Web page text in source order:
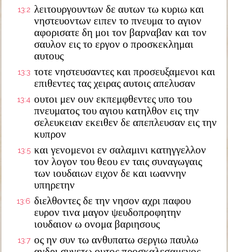
13:2 λειτουργουντων δε αυτων τω κυριω και
νηστευοντων ειπεν το πνευμα το αγιον
αφορισατε δη μοι τον βαρναβαν και τον
σαυλον εις το εργον ο προσκεκλημαι
αυτους
13:3 τοτε νηστευσαντες και προσευξαμενοι και
επιθεντες τας χειρας αυτοις απελυσαν
13:4 ουτοι μεν ουν εκπεμφθεντες υπο του
πνευματος του αγιου κατηλθον εις την
σελευκειαν εκειθεν δε απεπλευσαν εις την
κυπρον
13:5 και γενομενοι εν σαλαμινι κατηγγελλον
τον λογον του θεου εν ταις συναγωγαις
των ιουδαιων ειχον δε και ιωαννην
υπηρετην
13:6 διελθοντες δε την νησον αχρι παφου
ευρον τινα μαγον ψευδοπροφητην
ιουδαιον ω ονομα βαριησους
13:7 ος ην συν τω ανθυπατω σεργιω παυλω